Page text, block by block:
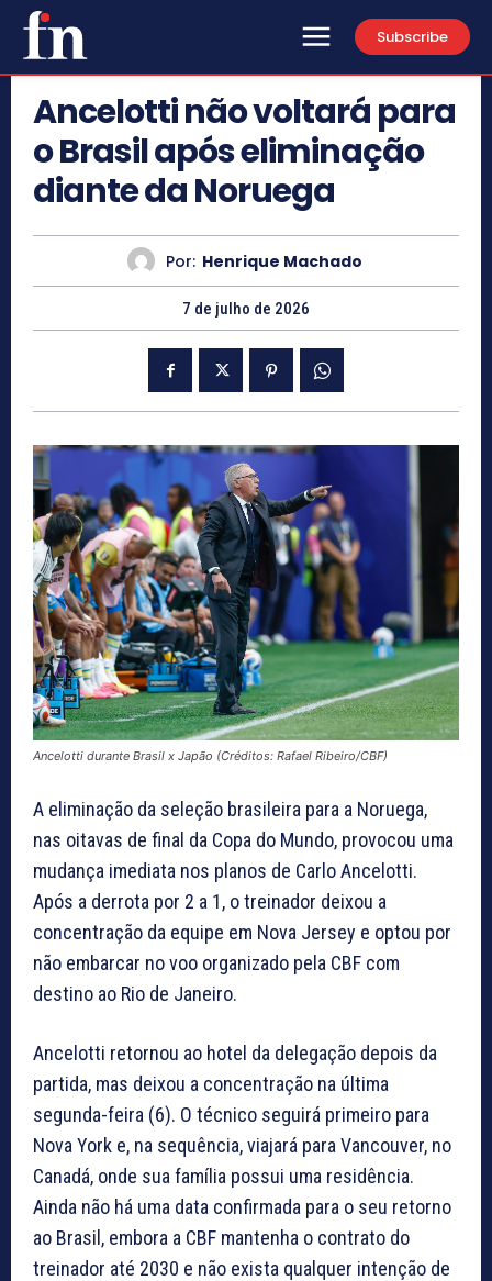
Subscribe
Ancelotti não voltará para
o Brasil após eliminação
diante da Noruega
Por: Henrique Machado
7 de julho de 2026
Ancelotti durante Brasil x Japão (Créditos: Rafael Ribeiro/CBF)
A eliminação da seleção brasileira para a Noruega,
nas oitavas de final da Copa do Mundo, provocou uma
mudança imediata nos planos de Carlo Ancelotti.
Após a derrota por 2 a 1, o treinador deixou a
concentração da equipe em Nova Jersey e optou por
não embarcar no voo organizado pela CBF com
destino ao Rio de Janeiro.
Ancelotti retornou ao hotel da delegação depois da
partida, mas deixou a concentração na última
segunda-feira (6). O técnico seguirá primeiro para
Nova York e, na sequência, viajará para Vancouver, no
Canadá, onde sua família possui uma residência.
Ainda não há uma data confirmada para o seu retorno
ao Brasil, embora a CBF mantenha o contrato do
treinador até 2030 e não exista qualquer intenção de